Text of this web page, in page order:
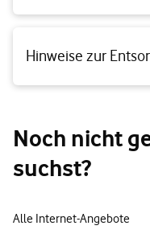
Hinweise zur
Noch nicht
suchst?
Alle Internet-Angebote